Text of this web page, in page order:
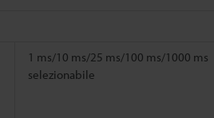
1 ms/10 ms/25 ms/100 ms/1000 ms
selezionabile